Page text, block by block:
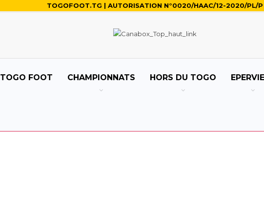
TOGOFOOT.TG | AUTORISATION N°0020/HAAC/12-2020/PL/P
TOGO FOOT CHAMPIONNATS HORS DU TOGO